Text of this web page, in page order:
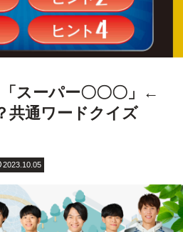
「スーパー〇〇〇」←
共通ワードクイズ
2023.10.05